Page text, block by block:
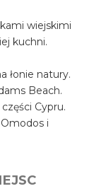
wiejskimi
kuchni.
łonie natury.
Beach.
Cypru.
i